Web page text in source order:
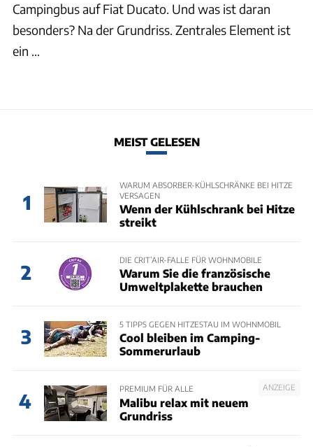
Campingbus auf Fiat Ducato. Und was ist daran
besonders? Na der Grundriss. Zentrales Element ist
ein ...
MEIST GELESEN
1
WARUM ABSORBER-KÜHLSCHRÄNKE BEI HITZE
VERSAGEN
Wenn der Kühlschrank bei Hitze
streikt
2
DIE CRIT’AIR-FALLE FÜR WOHNMOBILE
Warum Sie die französische
Umweltplakette brauchen
3
5 TIPPS GEGEN HITZESTAU IM WOHNMOBIL
Cool bleiben im Camping-
Sommerurlaub
4
ANZEIGE
PREMIUM FÜR ALLE
Malibu relax mit neuem
Grundriss